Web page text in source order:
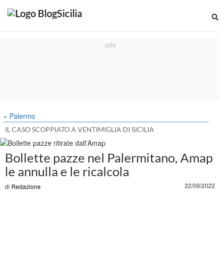
» Palermo
IL CASO SCOPPIATO A VENTIMIGLIA DI SICILIA
Bollette pazze nel Palermitano, Amap
le annulla e le ricalcola
di Redazione 22/09/2022